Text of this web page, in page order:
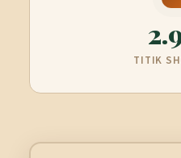
TITIK